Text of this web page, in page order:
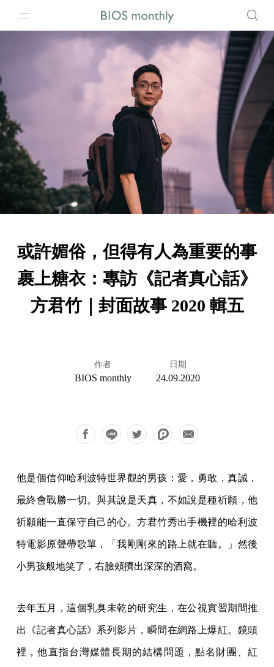
或許媚俗，但得有人為重要的事
裹上糖衣：專訪《記者真心話》
方君竹｜封面故事 2020 輯五
作者
BIOS monthly
日期
24.09.2020
他是個信仰哈利波特世界觀的男孩：愛，勇敢，真誠，
最終會戰勝一切。與其說是天真，不如說是種祈願，他
祈願能一直保守自己的心。方君竹秀出手機裡的哈利波
特電影原聲帶歌單，「我剛剛來的路上就在聽。」然後
小男孩般地笑了，右臉頰擠出深深的酒窩。
去年五月，這個乳臭未乾的研究生，在公視實習期間推
出《記者真心話》系列影片，瞬間在網路上爆紅。鏡頭
裡，他直指台灣媒體長期的結構問題，點名財團、紅